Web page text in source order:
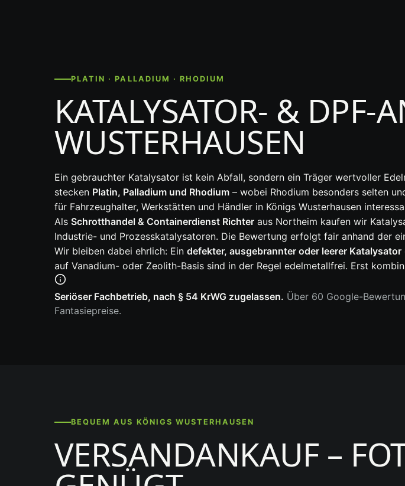
PLATIN · PALLADIUM · RHODIUM
KATALYSATOR- & DPF-
WUSTERHAUSEN
Ein gebrauchter Katalysator ist kein Abfall, sondern ein Träger wertvoller
stecken Platin, Palladium und Rhodium – wobei Rhodium besonders selten
für Fahrzeughalter, Werkstätten und Händler in Königs Wusterhausen
Als Schrotthandel & Containerdienst Richter aus Northeim kaufen wir
Industrie- und Prozesskatalysatoren. Die Bewertung erfolgt fair anhand der
Wir bleiben dabei ehrlich: Ein defekter, ausgebrannter oder leerer Katalysator
auf Vanadium- oder Zeolith-Basis sind in der Regel edelmetallfrei. Erst
Seriöser Fachbetrieb, nach § 54 KrWG zugelassen. Über 60 Google-
Fantasiepreise.
BEQUEM AUS KÖNIGS WUSTERHAUSEN
VERSANDANKAUF –